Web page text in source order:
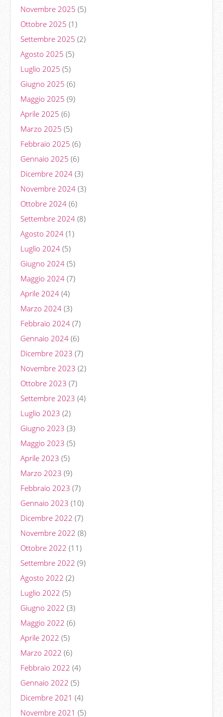
Novembre 2025 (5)
Ottobre 2025 (1)
Settembre 2025 (2)
Agosto 2025 (5)
Luglio 2025 (5)
Giugno 2025 (6)
Maggio 2025 (9)
Aprile 2025 (6)
Marzo 2025 (5)
Febbraio 2025 (6)
Gennaio 2025 (6)
Dicembre 2024 (3)
Novembre 2024 (3)
Ottobre 2024 (6)
Settembre 2024 (8)
Agosto 2024 (1)
Luglio 2024 (5)
Giugno 2024 (5)
Maggio 2024 (7)
Aprile 2024 (4)
Marzo 2024 (3)
Febbraio 2024 (7)
Gennaio 2024 (6)
Dicembre 2023 (7)
Novembre 2023 (2)
Ottobre 2023 (7)
Settembre 2023 (4)
Luglio 2023 (2)
Giugno 2023 (3)
Maggio 2023 (5)
Aprile 2023 (5)
Marzo 2023 (9)
Febbraio 2023 (7)
Gennaio 2023 (10)
Dicembre 2022 (7)
Novembre 2022 (8)
Ottobre 2022 (11)
Settembre 2022 (9)
Agosto 2022 (2)
Luglio 2022 (5)
Giugno 2022 (3)
Maggio 2022 (6)
Aprile 2022 (5)
Marzo 2022 (6)
Febbraio 2022 (4)
Gennaio 2022 (5)
Dicembre 2021 (4)
Novembre 2021 (5)